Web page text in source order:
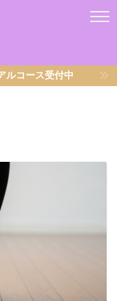
ルコース受付中